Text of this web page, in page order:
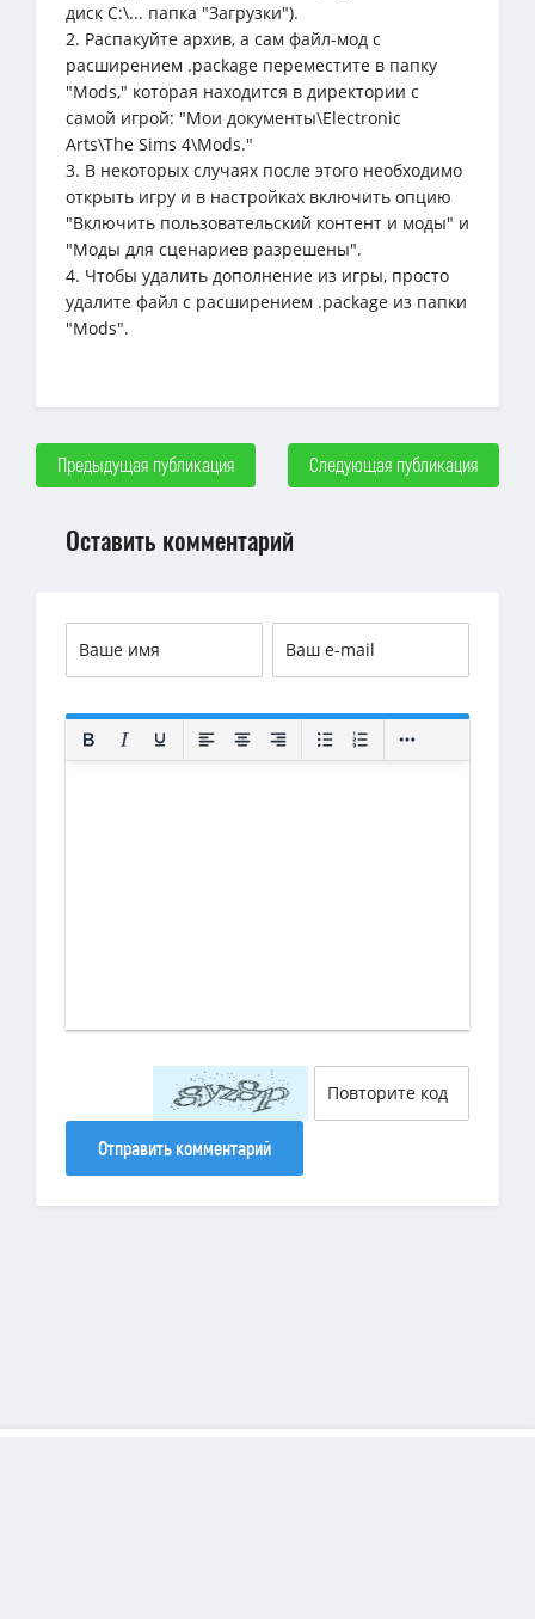
диск C:\... папка "Загрузки").
2. Распакуйте архив, а сам файл-мод с
расширением .package переместите в папку
"Mods," которая находится в директории с
самой игрой: "Мои документы\Electronic
Arts\The Sims 4\Mods."
3. В некоторых случаях после этого необходимо
открыть игру и в настройках включить опцию
"Включить пользовательский контент и моды" и
"Моды для сценариев разрешены".
4. Чтобы удалить дополнение из игры, просто
удалите файл с расширением .package из папки
"Mods".
Предыдущая публикация Следующая публикация
Оставить комментарий
Отправить комментарий